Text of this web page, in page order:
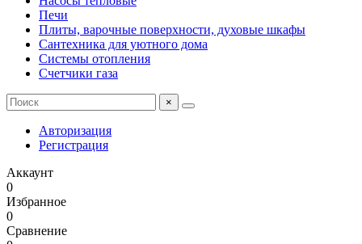
Печи
Плиты, варочные поверхности, духовые шкафы
Сантехника для уютного дома
Системы отопления
Счетчики газа
×
Авторизация
Регистрация
Аккаунт
0
Избранное
0
Сравнение